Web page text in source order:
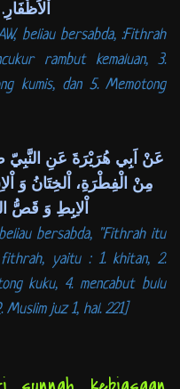
اْلاَظْفَارِ.
beliau bersabda, :Fithrah
rambut kemaluan, 3.
kumis, dan 5. Memotong
عَنْ اَبِي هُرَيْرَةَ عَنِ
مِنْ الْفِطْرَةِ، اْلخِتَانُ وَ
اْلاِبِطِ وَ قَصُّ
bersabda, "Fithrah itu
yaitu : 1. khitan, 2.
kuku, 4. mencabut bulu
Muslim juz 1, hal. 221]